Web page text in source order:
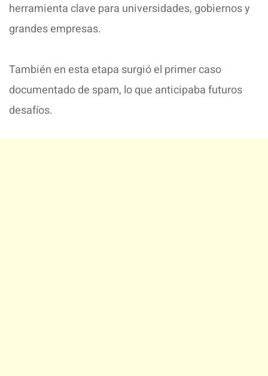
herramienta clave para universidades, gobiernos y
grandes empresas.
También en esta etapa surgió el primer caso
documentado de spam, lo que anticipaba futuros
desafíos.